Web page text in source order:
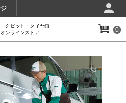
ジ
コクピット・タイヤ館
オンラインストア
0